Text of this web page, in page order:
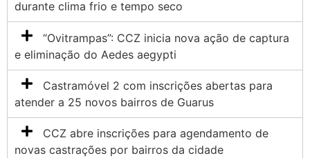
durante clima frio e tempo seco
“Ovitrampas”: CCZ inicia nova ação de captura
e eliminação do Aedes aegypti
Castramóvel 2 com inscrições abertas para
atender a 25 novos bairros de Guarus
CCZ abre inscrições para agendamento de
novas castrações por bairros da cidade